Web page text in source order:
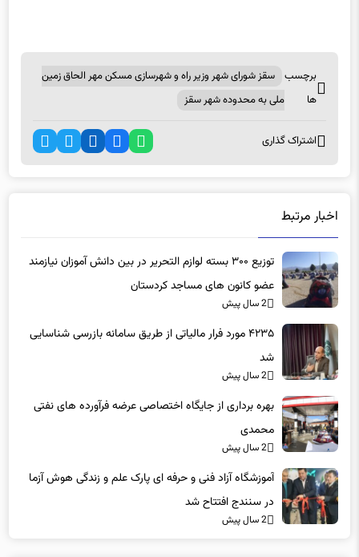
برچسب
ها
سقز شورای شهر وزیر راه و شهرسازی مسکن مهر الحاق زمین
ملی به محدوده شهر سقز
اشتراک گذاری
اخبار مرتبط
توزیع ۳۰۰ بسته لوازم التحریر در بین دانش آموزان نیازمند
عضو کانون های مساجد کردستان
2 سال پیش
۴۲۳۵ مورد فرار مالیاتی از طریق سامانه بازرسی شناسایی
شد
2 سال پیش
بهره برداری از جایگاه اختصاصی عرضه فرآورده های نفتی
محمدی
2 سال پیش
آموزشگاه آزاد فنی و حرفه ای پارک علم و زندگی هوش آزما
در سنندج افتتاح شد
2 سال پیش